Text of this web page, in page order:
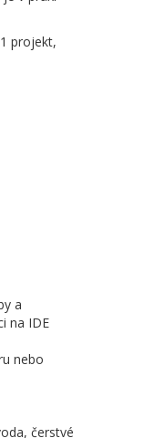
projekt,
a
na IDE
nebo
čerstvé